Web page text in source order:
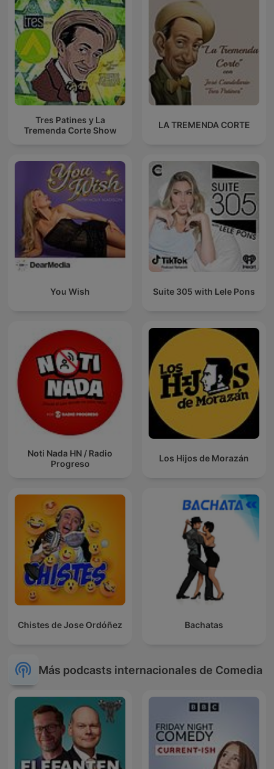
Tres Patines y La
Tremenda Corte Show
LA TREMENDA CORTE
You Wish Suite 305 with Lele Pons
Noti Nada HN / Radio
Progreso
Los Hijos de Morazán
Chistes de Jose Ordóñez Bachatas
Más podcasts internacionales de Comedia